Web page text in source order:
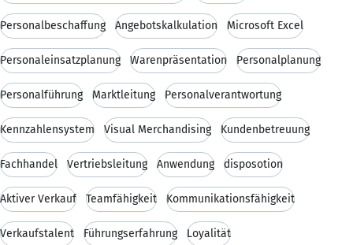
Personalbeschaffung Angebotskalkulation Microsoft Excel
Personaleinsatzplanung Warenpräsentation Personalplanung
Personalführung Marktleitung Personalverantwortung
Kennzahlensystem Visual Merchandising Kundenbetreuung
Fachhandel Vertriebsleitung Anwendung disposotion
Aktiver Verkauf Teamfähigkeit Kommunikationsfähigkeit
Verkaufstalent Führungserfahrung Loyalität